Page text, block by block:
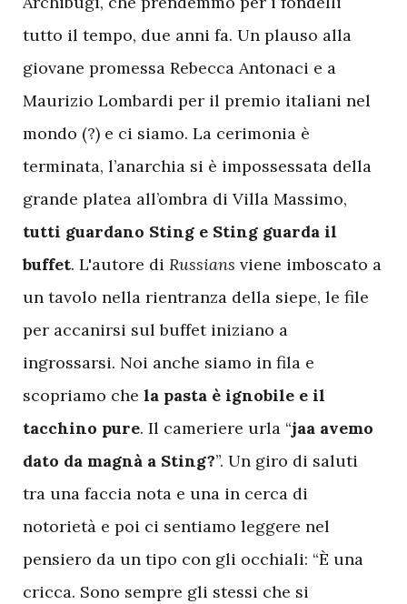
tutto il tempo, due anni fa. Un plauso alla
giovane promessa Rebecca Antonaci e a
Maurizio Lombardi per il premio italiani nel
mondo (?) e ci siamo. La cerimonia è
terminata, l’anarchia si è impossessata della
grande platea all’ombra di Villa Massimo,
tutti guardano Sting e Sting guarda il
buffet. L'autore di Russians viene imboscato a
un tavolo nella rientranza della siepe, le file
per accanirsi sul buffet iniziano a
ingrossarsi. Noi anche siamo in fila e
scopriamo che la pasta è ignobile e il
tacchino pure. Il cameriere urla “jaa avemo
dato da magnà a Sting?”. Un giro di saluti
tra una faccia nota e una in cerca di
notorietà e poi ci sentiamo leggere nel
pensiero da un tipo con gli occhiali: “È una
cricca. Sono sempre gli stessi che si